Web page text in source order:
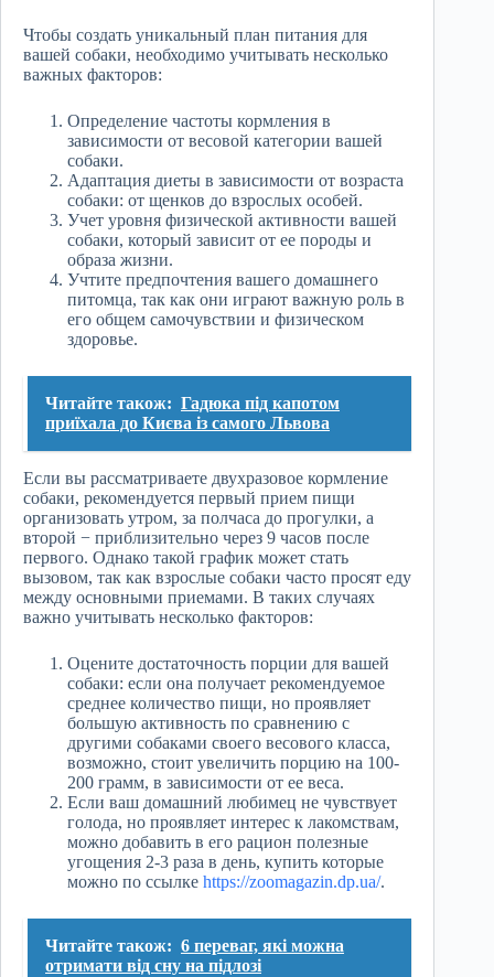
Чтобы создать уникальный план питания для
вашей собаки, необходимо учитывать несколько
важных факторов:
Определение частоты кормления в
зависимости от весовой категории вашей
собаки.
Адаптация диеты в зависимости от возраста
собаки: от щенков до взрослых особей.
Учет уровня физической активности вашей
собаки, который зависит от ее породы и
образа жизни.
Учтите предпочтения вашего домашнего
питомца, так как они играют важную роль в
его общем самочувствии и физическом
здоровье.
Читайте також: Гадюка під капотом
приїхала до Києва із самого Львова
Если вы рассматриваете двухразовое кормление
собаки, рекомендуется первый прием пищи
организовать утром, за полчаса до прогулки, а
второй − приблизительно через 9 часов после
первого. Однако такой график может стать
вызовом, так как взрослые собаки часто просят еду
между основными приемами. В таких случаях
важно учитывать несколько факторов:
Оцените достаточность порции для вашей
собаки: если она получает рекомендуемое
среднее количество пищи, но проявляет
большую активность по сравнению с
другими собаками своего весового класса,
возможно, стоит увеличить порцию на 100-
200 грамм, в зависимости от ее веса.
Если ваш домашний любимец не чувствует
голода, но проявляет интерес к лакомствам,
можно добавить в его рацион полезные
угощения 2-3 раза в день, купить которые
можно по ссылке https://zoomagazin.dp.ua/.
Читайте також: 6 переваг, які можна
отримати від сну на підлозі